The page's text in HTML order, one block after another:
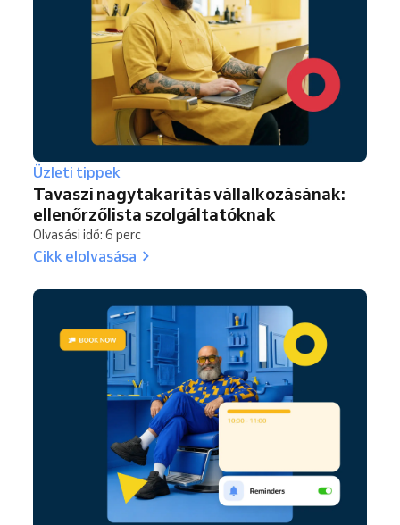
Üzleti tippek
Tavaszi nagytakarítás vállalkozásának:
ellenőrzőlista szolgáltatóknak
Olvasási idő: 6 perc
Cikk elolvasása